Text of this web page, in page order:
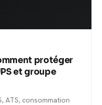
protéger
et groupe
ATS, consommation